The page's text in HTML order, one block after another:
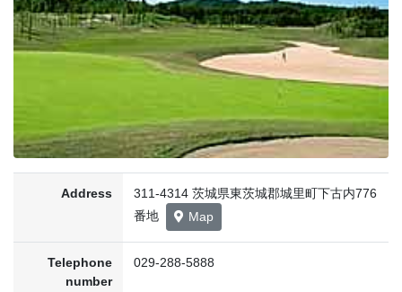
Address
311-4314 茨城県東茨城郡城里町下古内776
番地
Map
Telephone
number
029-288-5888